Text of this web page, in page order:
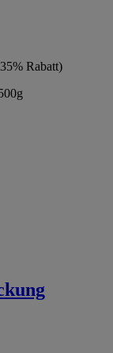
Rabatt)